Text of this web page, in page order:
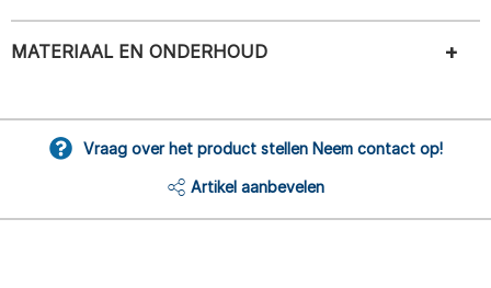
MATERIAAL EN ONDERHOUD
Vraag over het product stellen Neem contact op!
Artikel aanbevelen